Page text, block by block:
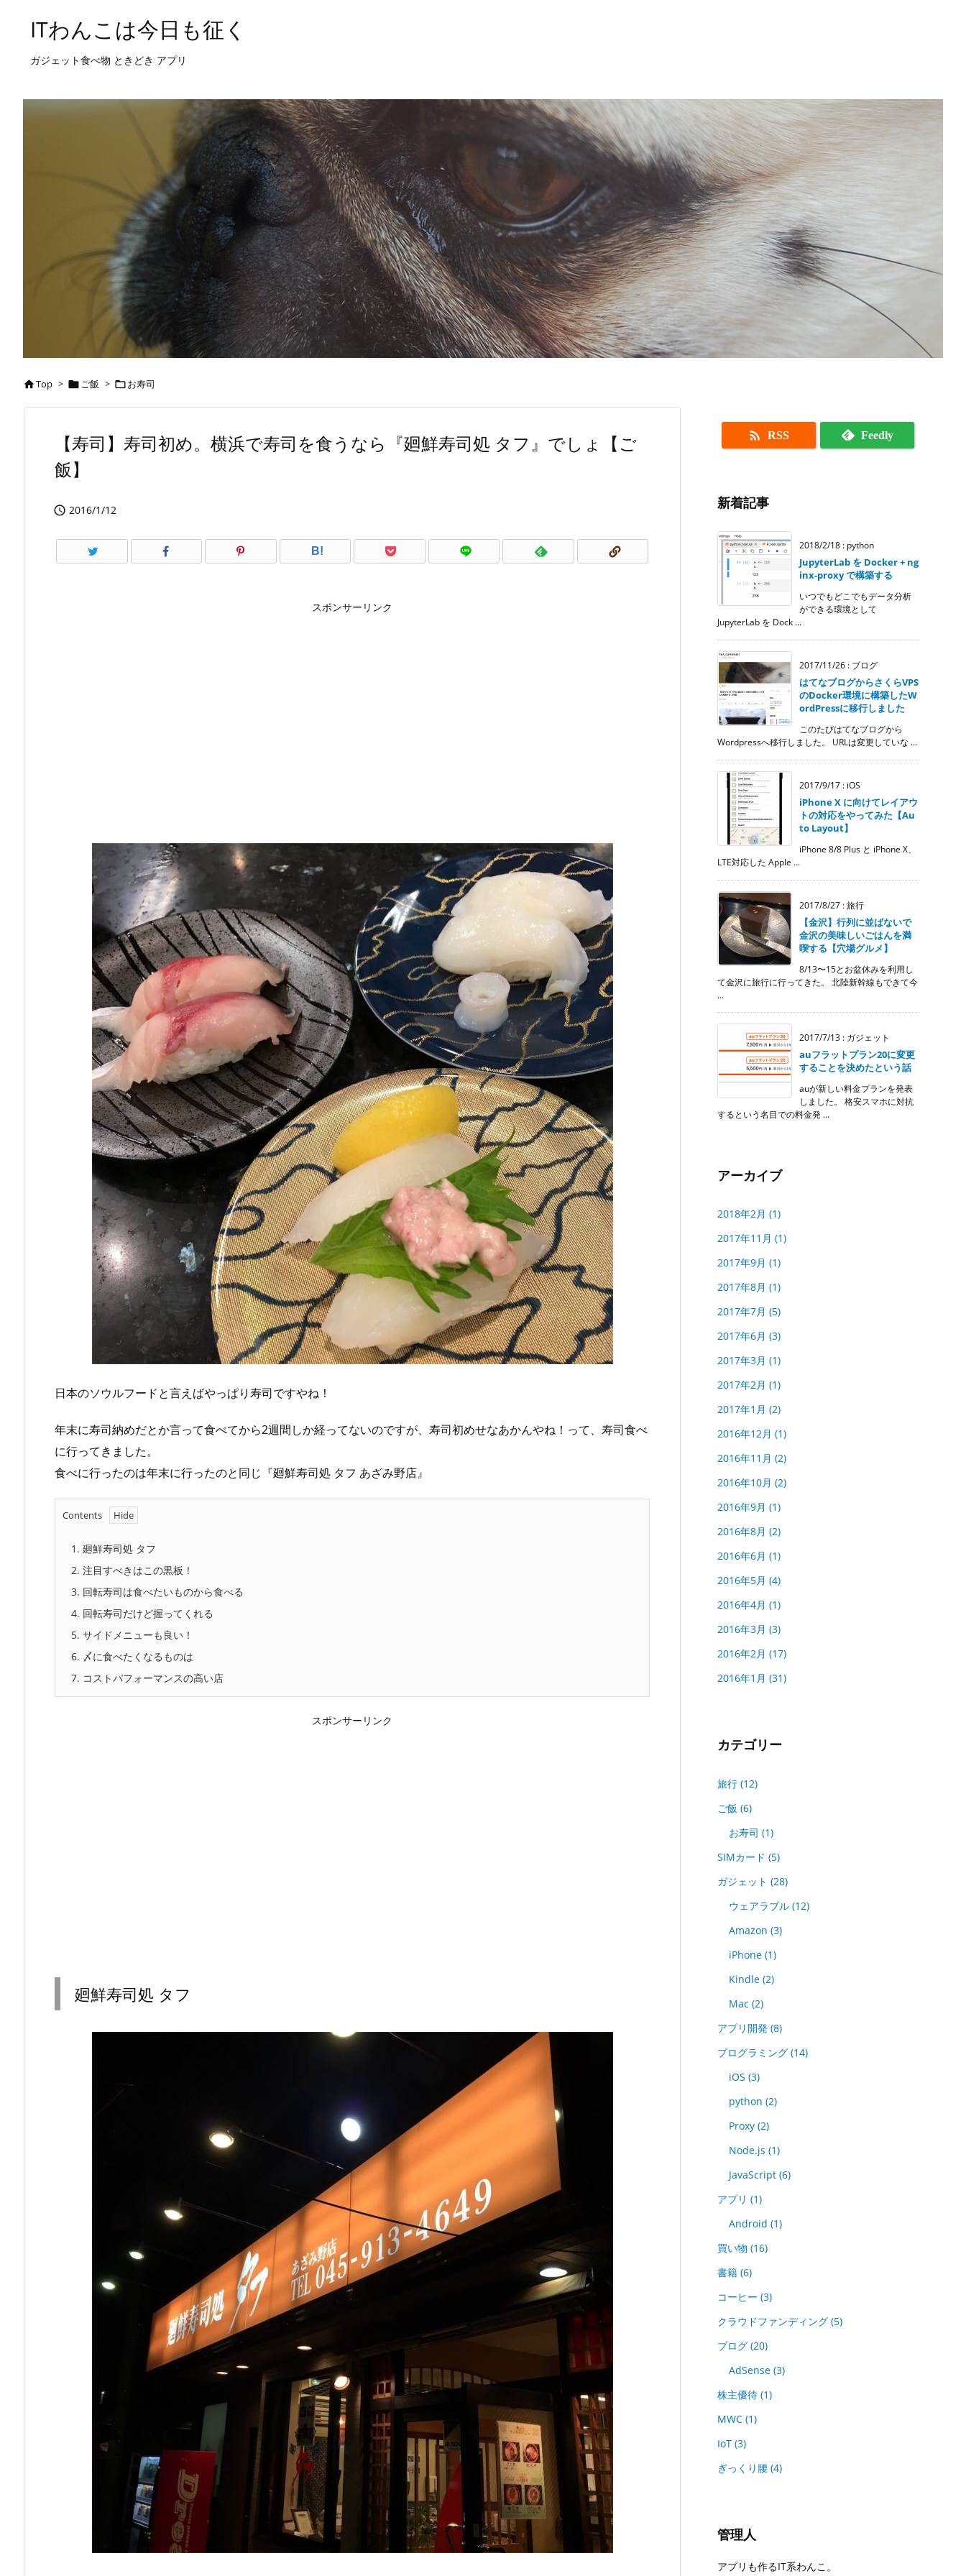
ITわんこは今日も征く
ガジェット食べ物 ときどき アプリ
Top > ご飯 > お寿司
【寿司】寿司初め。横浜で寿司を食うなら『廻鮮寿司処 タフ』でしょ【ご
飯】
 2016/1/12
B!
スポンサーリンク
日本のソウルフードと言えばやっぱり寿司ですやね！
年末に寿司納めだとか言って食べてから2週間しか経ってないのですが、寿司初めせなあかんやね！って、寿司食べ
に行ってきました。
食べに行ったのは年末に行ったのと同じ『廻鮮寿司処 タフ あざみ野店』
Contents
1. 廻鮮寿司処 タフ
2. 注目すべきはこの黒板！
3. 回転寿司は食べたいものから食べる
4. 回転寿司だけど握ってくれる
5. サイドメニューも良い！
6. 〆に食べたくなるものは
7. コストパフォーマンスの高い店
スポンサーリンク
廻鮮寿司処 タフ
 RSS Feedly
新着記事
2018/2/18 : python
JupyterLab を Docker + ng
inx-proxy で構築する
いつでもどこでもデータ分析
ができる環境として
JupyterLab を Dock ...
2017/11/26 : ブログ
はてなブログからさくらVPS
のDocker環境に構築したW
ordPressに移行しました
このたびはてなブログから
Wordpressへ移行しました。 URLは変更していな ...
2017/9/17 : iOS
iPhone X に向けてレイアウ
トの対応をやってみた【Au
to Layout】
iPhone 8/8 Plus と iPhone X、
LTE対応した Apple ...
2017/8/27 :旅行
【金沢】行列に並ばないで
金沢の美味しいごはんを満
喫する【穴場グルメ】
8/13〜15とお盆休みを利用し
て金沢に旅行に行ってきた。 北陸新幹線もできて今
...
2017/7/13 : ガジェット
auフラットプラン20に変更
することを決めたという話
auが新しい料金プランを発表
しました。 格安スマホに対抗
するという名目での料金発 ...
アーカイブ
2018年2月 (1)
2017年11月 (1)
2017年9月 (1)
2017年8月 (1)
2017年7月 (5)
2017年6月 (3)
2017年3月 (1)
2017年2月 (1)
2017年1月 (2)
2016年12月 (1)
2016年11月 (2)
2016年10月 (2)
2016年9月 (1)
2016年8月 (2)
2016年6月 (1)
2016年5月 (4)
2016年4月 (1)
2016年3月 (3)
2016年2月 (17)
2016年1月 (31)
カテゴリー
旅行 (12)
ご飯 (6)
お寿司 (1)
SIMカード (5)
ガジェット (28)
ウェアラブル (12)
Amazon (3)
iPhone (1)
Kindle (2)
Mac (2)
アプリ開発 (8)
プログラミング (14)
iOS (3)
python (2)
Proxy (2)
Node.js (1)
JavaScript (6)
アプリ (1)
Android (1)
買い物 (16)
書籍 (6)
コーヒー (3)
クラウドファンディング (5)
ブログ (20)
AdSense (3)
株主優待 (1)
MWC (1)
IoT (3)
ぎっくり腰 (4)
管理人
アプリも作るIT系わんこ。